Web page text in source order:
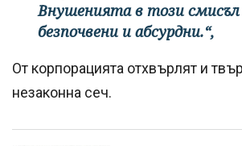
Внушенията в този смисъл
безпочвени и абсурдни.“,
От корпорацията отхвърлят и
незаконна сеч.